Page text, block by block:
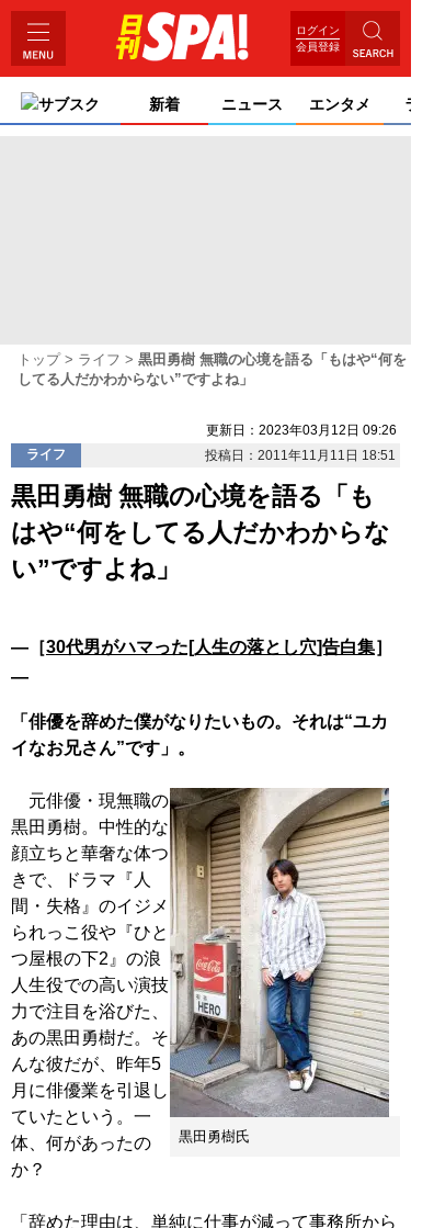
ログイン
会員登録
サブスク 新着 ニュース エンタメ ライ
トップ ライフ
黒田勇樹 無職の心境を語る「もはや“何を
してる人だかわからない”ですよね」
更新日：2023年03月12日 09:26
ライフ
投稿日：2011年11月11日 18:51
黒田勇樹 無職の心境を語る「も
はや“何をしてる人だかわからな
い”ですよね」
―［30代男がハマった[人生の落とし穴]告白集］
―
「俳優を辞めた僕がなりたいもの。それは“ユカ
イなお兄さん”です」。
黒田勇樹氏
元俳優・現無職の
黒田勇樹。中性的な
顔立ちと華奢な体つ
きで、ドラマ『人
間・失格』のイジメ
られっこ役や『ひと
つ屋根の下2』の浪
人生役での高い演技
力で注目を浴びた、
あの黒田勇樹だ。そ
んな彼だが、昨年5
月に俳優業を引退し
ていたという。一
体、何があったの
か？
「辞めた理由は、単純に仕事が減って事務所から